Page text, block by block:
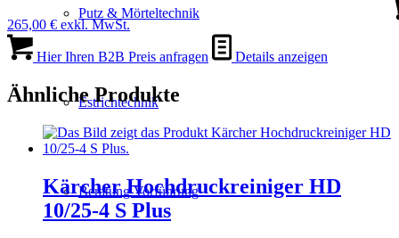
Putz & Mörteltechnik
Estrichtechnik
Beratung Vorführung
265,00 € exkl. MwSt.
Hier Ihren B2B Preis anfragen Details anzeigen
Ähnliche Produkte
Kärcher Hochdruckreiniger HD
10/25-4 S Plus